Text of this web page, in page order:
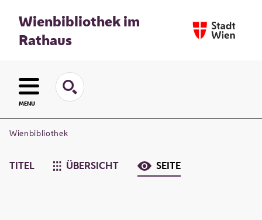
Wienbibliothek im
Rathaus
MENU
Wienbibliothek
TITEL ÜBERSICHT SEITE